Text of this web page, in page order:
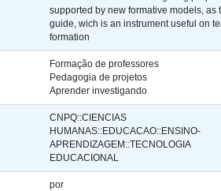
supported by new formative models, as
guide, wich is an instrument useful on
formation
Formação de professores
Pedagogia de projetos
Aprender investigando
CNPQ::CIENCIAS
HUMANAS::EDUCACAO::ENSINO-
APRENDIZAGEM::TECNOLOGIA
EDUCACIONAL
por